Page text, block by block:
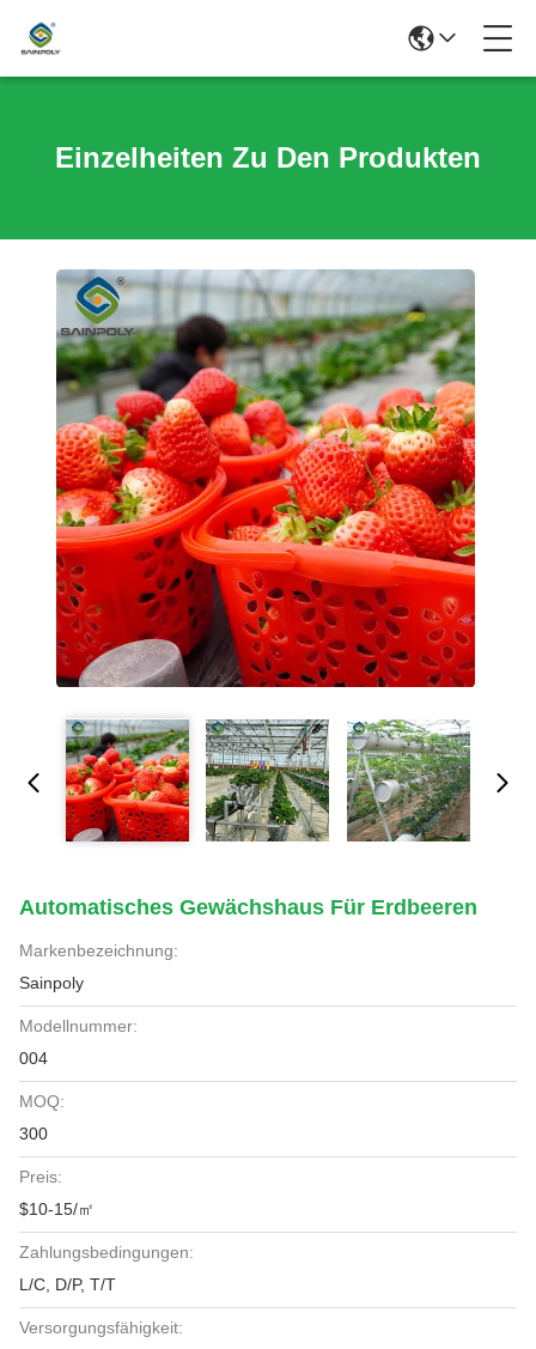
Einzelheiten Zu Den Produkten
Automatisches Gewächshaus Für Erdbeeren
Markenbezeichnung:
Sainpoly
Modellnummer:
004
MOQ:
300
Preis:
$10-15/㎡
Zahlungsbedingungen:
L/C, D/P, T/T
Versorgungsfähigkeit: